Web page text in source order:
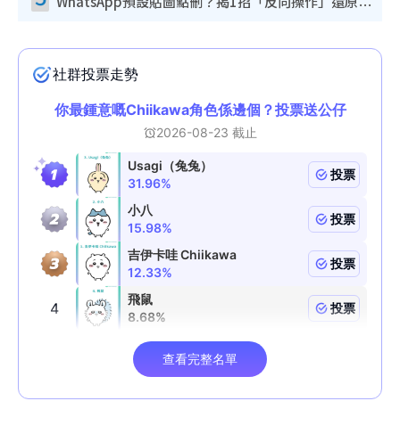
WhatsApp預設貼圖點刪？揭1招「反向操作」還原簡潔介面 附3步實測教學